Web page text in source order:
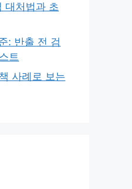
대처법과 초
: 반출 전 검
트
사례로 보는